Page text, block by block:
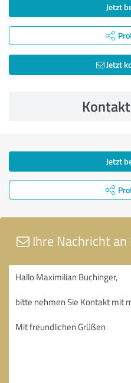
Jetzt
Jetzt
Jetzt
Ihre Nachricht